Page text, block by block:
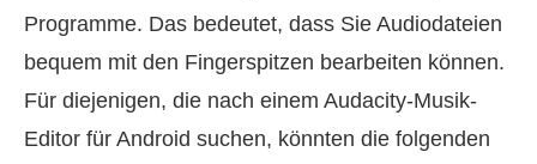
Programme. Das bedeutet, dass Sie Audiodateien
bequem mit den Fingerspitzen bearbeiten können.
Für diejenigen, die nach einem Audacity-Musik-
Editor für Android suchen, könnten die folgenden